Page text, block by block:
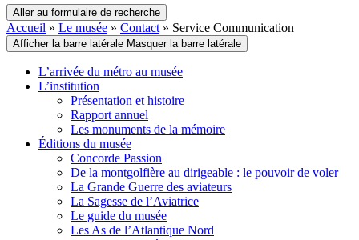
Aller au formulaire de recherche
Accueil » Le musée » Contact » Service Communication
Afficher la barre latérale Masquer la barre latérale
L’arrivée du métro au musée
L’institution
Présentation et histoire
Rapport annuel
Les monuments de la mémoire
Éditions du musée
Concorde Passion
De la montgolfière au dirigeable : le pouvoir de voler
La Grande Guerre des aviateurs
La Sagesse de l’Aviatrice
Le guide du musée
Les As de l’Atlantique Nord